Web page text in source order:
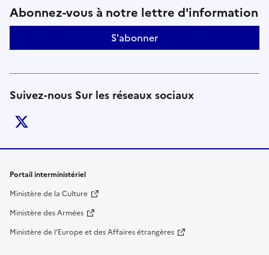
Suivez-nous sur le réseaux
Abonnez-vous à notre lettre d'information
S'abonner
Suivez-nous Sur les réseaux sociaux
Liens de bas de page
Portail interministériel
Ministère de la Culture
Ministère des Armées
Ministère de l'Europe et des Affaires étrangères